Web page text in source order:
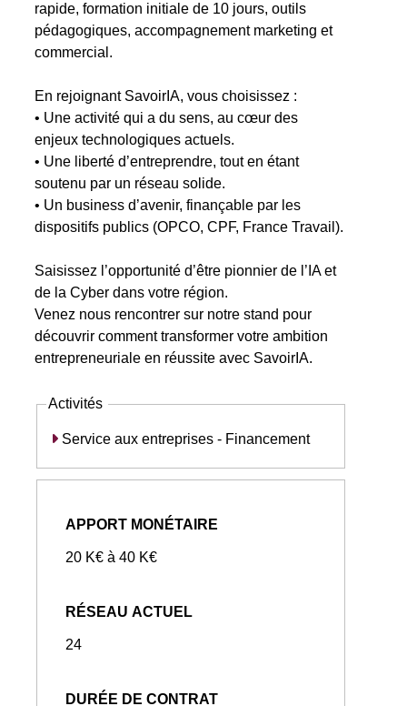
rapide, formation initiale de 10 jours, outils
pédagogiques, accompagnement marketing et
commercial.
En rejoignant SavoirIA, vous choisissez :
• Une activité qui a du sens, au cœur des
enjeux technologiques actuels.
• Une liberté d’entreprendre, tout en étant
soutenu par un réseau solide.
• Un business d’avenir, finançable par les
dispositifs publics (OPCO, CPF, France Travail).
Saisissez l’opportunité d’être pionnier de l’IA et
de la Cyber dans votre région.
Venez nous rencontrer sur notre stand pour
découvrir comment transformer votre ambition
entrepreneuriale en réussite avec SavoirIA.
Activités
Service aux entreprises - Financement
APPORT MONÉTAIRE
20 K€ à 40 K€
RÉSEAU ACTUEL
24
DURÉE DE CONTRAT